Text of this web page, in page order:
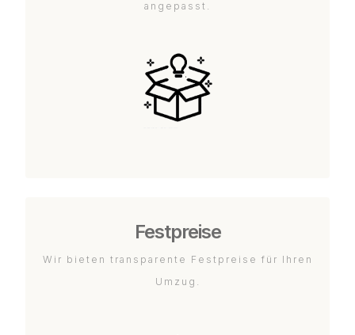
angepasst.
Festpreise
Wir bieten transparente Festpreise für Ihren
Umzug.